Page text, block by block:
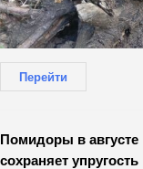
Перейти
Помидоры в августе
сохраняет